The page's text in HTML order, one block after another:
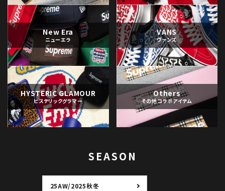
New Era
ニューエラ
VANS
ヴァンズ
HYSTERIC GLAMOUR
ヒステリックグラマー
Others
その他コラボアイテム
SEASON
25AW/2025秋冬